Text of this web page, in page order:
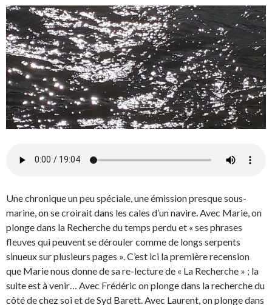
Une chronique un peu spéciale, une émission presque sous-
marine, on se croirait dans les cales d’un navire. Avec Marie, on
plonge dans la Recherche du temps perdu et « ses phrases
fleuves qui peuvent se dérouler comme de longs serpents
sinueux sur plusieurs pages ». C’est ici la première recension
que Marie nous donne de sa re-lecture de « La Recherche » ; la
suite est à venir… Avec Frédéric on plonge dans la recherche du
côté de chez soi et de Syd Barett. Avec Laurent, on plonge dans